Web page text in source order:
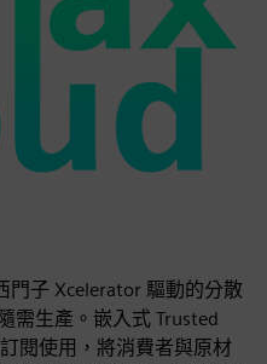
門子 Xcelerator 驅動的分散
需生產。嵌入式 Trusted
閱使用，將消費者與原材